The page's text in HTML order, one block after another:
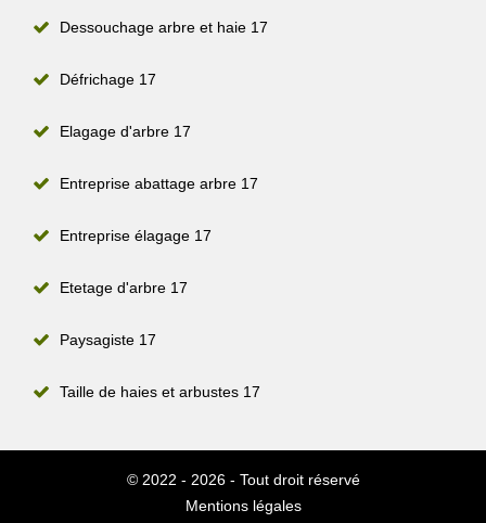
Dessouchage arbre et haie 17
Défrichage 17
Elagage d'arbre 17
Entreprise abattage arbre 17
Entreprise élagage 17
Etetage d'arbre 17
Paysagiste 17
Taille de haies et arbustes 17
© 2022 - 2026 - Tout droit réservé
Mentions légales